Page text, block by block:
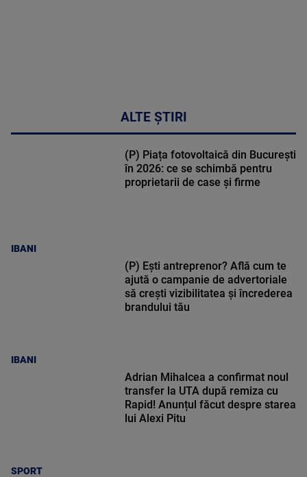
ALTE ȘTIRI
IBANI
(P) Piața fotovoltaică din București
în 2026: ce se schimbă pentru
proprietarii de case și firme
IBANI
(P) Ești antreprenor? Află cum te
ajută o campanie de advertoriale
să crești vizibilitatea și încrederea
brandului tău
SPORT
Adrian Mihalcea a confirmat noul
transfer la UTA după remiza cu
Rapid! Anunțul făcut despre starea
lui Alexi Pitu